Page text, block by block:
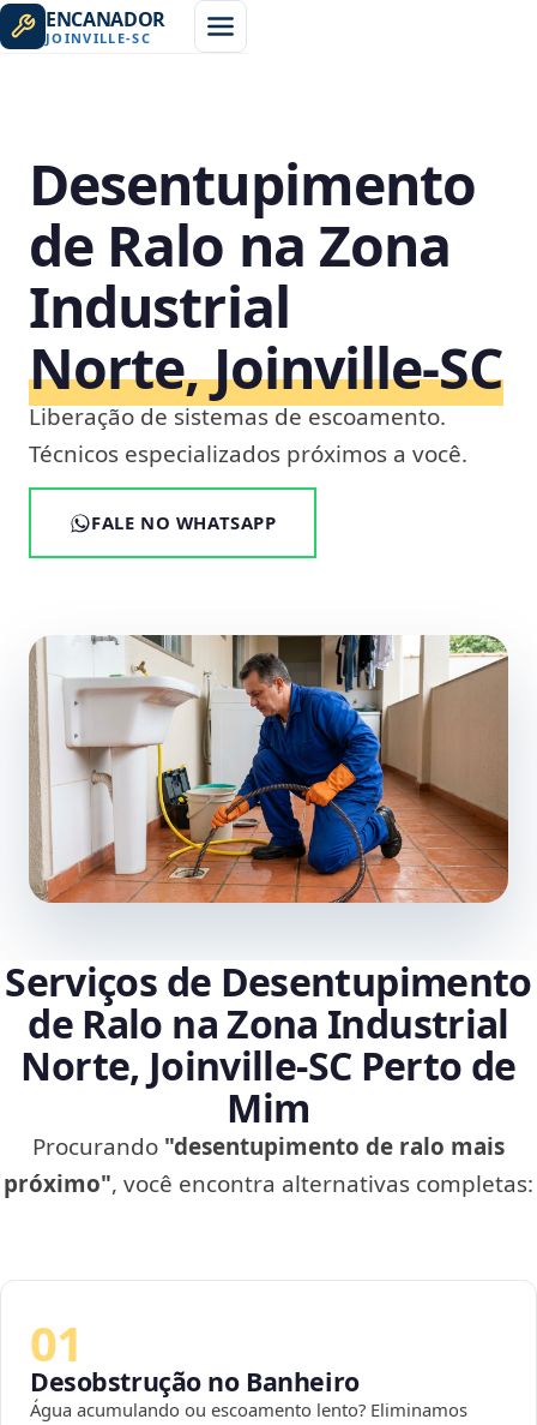
ENCANADOR
JOINVILLE-SC
Desentupimento
de Ralo na Zona
Industrial
Norte, Joinville‑SC
Liberação de sistemas de escoamento.
Técnicos especializados próximos a você.
FALE NO WHATSAPP
Serviços de Desentupimento
de Ralo na Zona Industrial
Norte, Joinville‑SC Perto de
Mim
Procurando "desentupimento de ralo mais
próximo", você encontra alternativas completas:
01
Desobstrução no Banheiro
Água acumulando ou escoamento lento? Eliminamos